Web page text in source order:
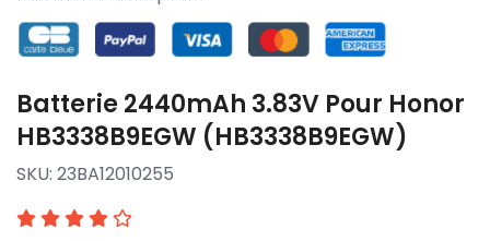
Batterie 2440mAh 3.83V Pour Honor
HB3338B9EGW (HB3338B9EGW)
SKU: 23BA12010255